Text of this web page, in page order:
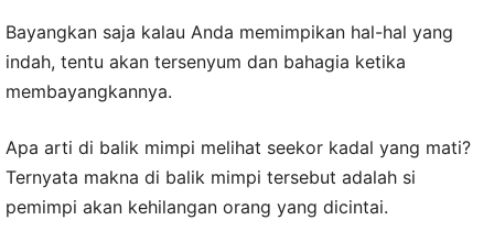
Bayangkan saja kalau Anda memimpikan hal-hal yang
indah, tentu akan tersenyum dan bahagia ketika
membayangkannya.
Apa arti di balik mimpi melihat seekor kadal yang mati?
Ternyata makna di balik mimpi tersebut adalah si
pemimpi akan kehilangan orang yang dicintai.